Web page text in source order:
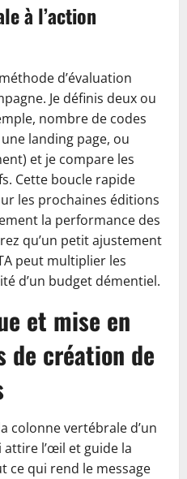
à l’action
d’évaluation
Je définis deux ou
nombre de codes
landing page, ou
et je compare les
Cette boucle rapide
les prochaines éditions
la performance des
qu’un petit ajustement
peut multiplier les
d’un budget démentiel.
et mise en
de création de
colonne vertébrale d’un
attire l’œil et guide la
ce qui rend le message